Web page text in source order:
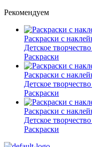
Рекомендуем
Раскраски с
Детское
Раскраски
Раскраски с
Детское
Раскраски
Раскраски с
Детское
Раскраски